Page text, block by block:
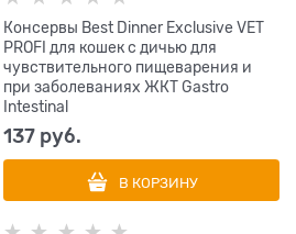
Консервы Best Dinner Exclusive VET
PROFI для кошек с дичью для
чувствительного пищеварения и
при заболеваниях ЖКТ Gastro
Intestinal
137 руб.
В КОРЗИНУ